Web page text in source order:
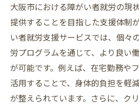
働き方の柔軟性を活かす
大阪市での実際の働き方
就労前に確認するポイン
障がい者のための大阪市で
テレワークのメリットと
短時間労働での働き方改
大阪市における障がい者就労の現
提供することを目指した支援体制
い者就労支援サービスでは、個々
労プログラムを通じて、より良い
が可能です。例えば、在宅勤務や
活用することで、身体的負担を軽
が整えられています。さらに、ク